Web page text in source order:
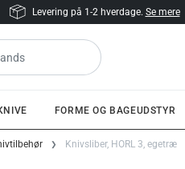
Levering på 1-2 hverdage. Se mere
FORME OG BAGEUDSTYR
Knivsliber, HORL 3, egetræ